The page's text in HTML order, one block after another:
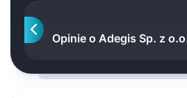
Opinie o Adegis Sp. z